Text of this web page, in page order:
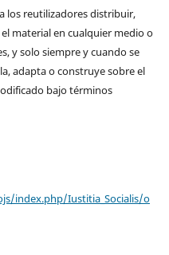
los reutilizadores distribuir,
material en cualquier medio o
y solo siempre y cuando se
adapta o construye sobre el
bajo términos
index.php/Iustitia_Socialis/o